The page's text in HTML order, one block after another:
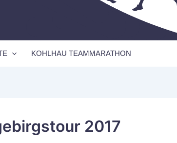
KOHLHAU TEAMMARATHON
2017